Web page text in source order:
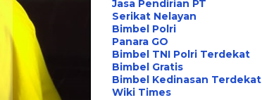
Jasa Pendirian PT
Serikat Nelayan
Bimbel Polri
Panara GO
Bimbel TNI Polri Terdekat
Bimbel Gratis
Bimbel Kedinasan Terdekat
Wiki Times